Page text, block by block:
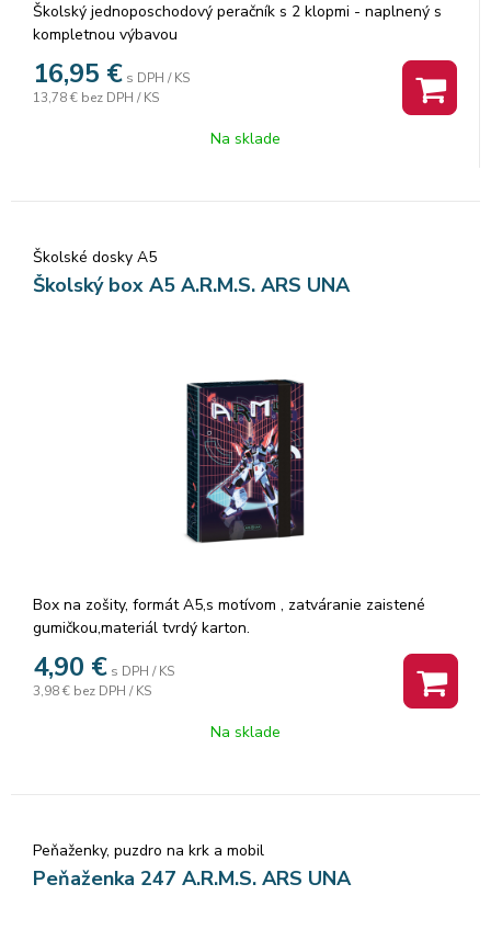
Školský jednoposchodový peračník s 2 klopmi - naplnený s
kompletnou výbavou
Pastelky - 12 ks základné farby
grafit ceruzky- 3x,
kružnice 16cm a 1x trojuholník 14 cm,
rozvrh hodín.
Rozmer: 200 x 140 x 40 mm. Povrch peračníka je pokrytý
textíliou.
16,95 € s DPH / KS
13,78 € bez DPH / KS
Na sklade
Školské dosky A5
Školský box A5 A.R.M.S. ARS UNA
Box na zošity, formát A5,s motívom , zatváranie zaistené
gumičkou,materiál tvrdý karton.
4,90 € s DPH / KS
3,98 € bez DPH / KS
Na sklade
Peňaženky, puzdro na krk a mobil
Peňaženka 247 A.R.M.S. ARS UNA